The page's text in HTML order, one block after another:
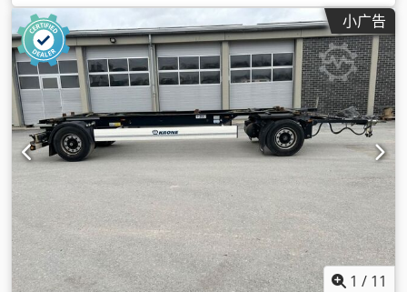
小广告
1 / 11